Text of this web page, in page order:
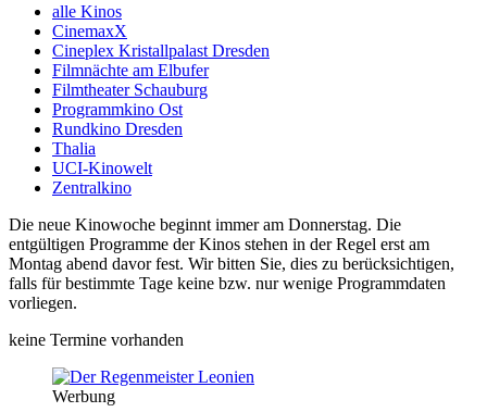
alle Kinos
CinemaxX
Cineplex Kristallpalast Dresden
Filmnächte am Elbufer
Filmtheater Schauburg
Programmkino Ost
Rundkino Dresden
Thalia
UCI-Kinowelt
Zentralkino
Die neue Kinowoche beginnt immer am Donnerstag. Die
entgültigen Programme der Kinos stehen in der Regel erst am
Montag abend davor fest. Wir bitten Sie, dies zu berücksichtigen,
falls für bestimmte Tage keine bzw. nur wenige Programmdaten
vorliegen.
keine Termine vorhanden
Werbung